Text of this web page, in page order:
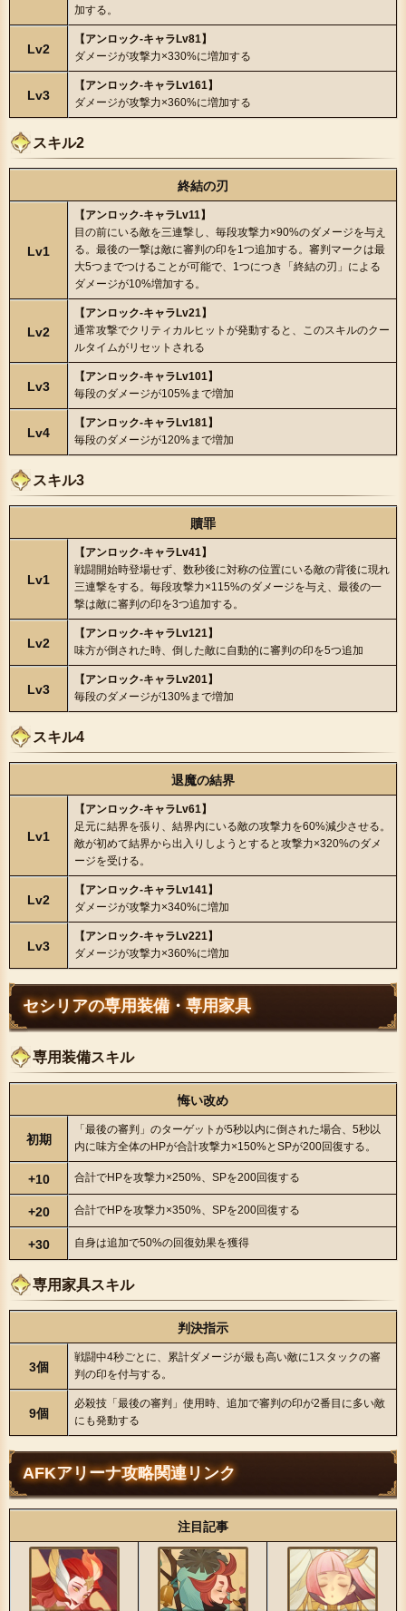
加する。
Lv2
【アンロック-キャラLv81】
ダメージが攻撃力×330%に増加する
Lv3
【アンロック-キャラLv161】
ダメージが攻撃力×360%に増加する
スキル2
終結の刃
Lv1
【アンロック-キャラLv11】
目の前にいる敵を三連撃し、毎段攻撃力×90%のダメージを与え
る。最後の一撃は敵に審判の印を1つ追加する。審判マークは最
大5つまでつけることが可能で、1つにつき「終結の刃」による
ダメージが10%増加する。
Lv2
【アンロック-キャラLv21】
通常攻撃でクリティカルヒットが発動すると、このスキルのクー
ルタイムがリセットされる
Lv3
【アンロック-キャラLv101】
毎段のダメージが105%まで増加
Lv4
【アンロック-キャラLv181】
毎段のダメージが120%まで増加
スキル3
贖罪
Lv1
【アンロック-キャラLv41】
戦闘開始時登場せず、数秒後に対称の位置にいる敵の背後に現れ
三連撃をする。毎段攻撃力×115%のダメージを与え、最後の一
撃は敵に審判の印を3つ追加する。
Lv2
【アンロック-キャラLv121】
味方が倒された時、倒した敵に自動的に審判の印を5つ追加
Lv3
【アンロック-キャラLv201】
毎段のダメージが130%まで増加
スキル4
退魔の結界
Lv1
【アンロック-キャラLv61】
足元に結界を張り、結界内にいる敵の攻撃力を60%減少させる。
敵が初めて結界から出入りしようとすると攻撃力×320%のダメ
ージを受ける。
Lv2
【アンロック-キャラLv141】
ダメージが攻撃力×340%に増加
Lv3
【アンロック-キャラLv221】
ダメージが攻撃力×360%に増加
セシリアの専用装備・専用家具
専用装備スキル
悔い改め
初期
「最後の審判」のターゲットが5秒以内に倒された場合、5秒以
内に味方全体のHPが合計攻撃力×150%とSPが200回復する。
+10 合計でHPを攻撃力×250%、SPを200回復する
+20 合計でHPを攻撃力×350%、SPを200回復する
+30 自身は追加で50%の回復効果を獲得
専用家具スキル
判決指示
3個
戦闘中4秒ごとに、累計ダメージが最も高い敵に1スタックの審
判の印を付与する。
9個
必殺技「最後の審判」使用時、追加で審判の印が2番目に多い敵
にも発動する
AFKアリーナ攻略関連リンク
注目記事